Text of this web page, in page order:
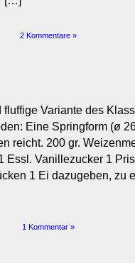
2 Kommentare »
Variante des
Eine Springform (ø
reicht. 200 gr.
Essl. Vanillezucker 1
1 Ei dazugeben, zu
1 Kommentar »